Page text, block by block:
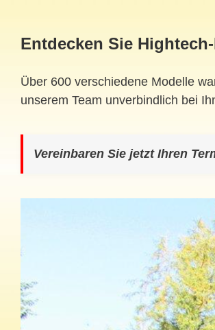
Entdecken Sie
Über 600 verschiedene Modelle
unserem Team unverbindlich bei
Vereinbaren Sie jetzt Ihren